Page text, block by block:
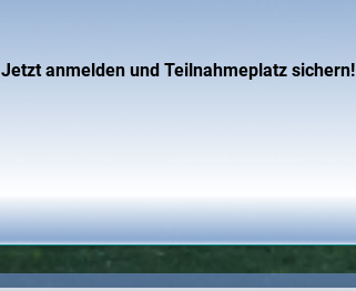
Jetzt anmelden und Teilnahmeplatz sichern!